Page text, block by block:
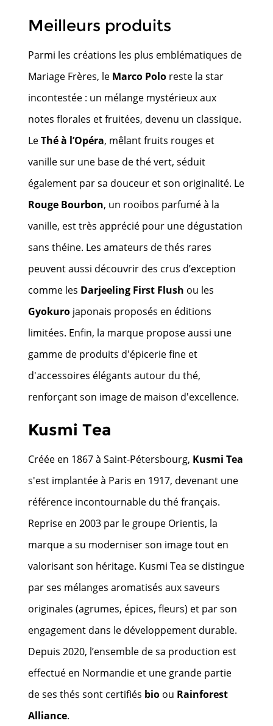
Meilleurs produits
Parmi les créations les plus emblématiques de
Mariage Frères, le Marco Polo reste la star
incontestée : un mélange mystérieux aux
notes florales et fruitées, devenu un classique.
LeThé à l’Opéra, mêlant fruits rouges et
vanille sur une base de thé vert, séduit
également par sa douceur et son originalité. Le
Rouge Bourbon, un rooibos parfumé à la
vanille, est très apprécié pour une dégustation
sans théine. Les amateurs de thés rares
peuvent aussi découvrir des crus d’exception
comme les Darjeeling First Flush ou les
Gyokuro japonais proposés en éditions
limitées. Enfin, la marque propose aussi une
gamme de produits d'épicerie fine et
d'accessoires élégants autour du thé,
renforçant son image de maison d'excellence.
Kusmi Tea
Créée en 1867 à Saint-Pétersbourg, Kusmi Tea
s'est implantée à Paris en 1917, devenant une
référence incontournable du thé français.
Reprise en 2003 par le groupe Orientis, la
marque a su moderniser son image tout en
valorisant son héritage. Kusmi Tea se distingue
par ses mélanges aromatisés aux saveurs
originales (agrumes, épices, fleurs) et par son
engagement dans le développement durable.
Depuis 2020, l’ensemble de sa production est
effectué en Normandie et une grande partie
de ses thés sont certifiés bio ou Rainforest
Alliance.